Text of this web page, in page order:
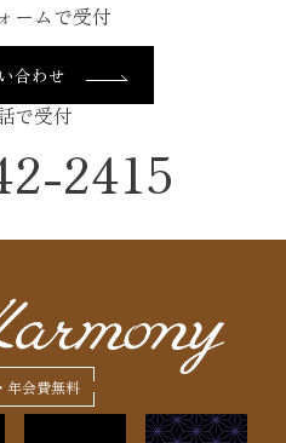
ームで受付
合わせ
で受付
2415
年会費無料